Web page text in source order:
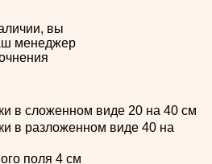
вы
менеджер
в сложенном виде 20 на 40 см
в разложенном виде 40 на
поля 4 см